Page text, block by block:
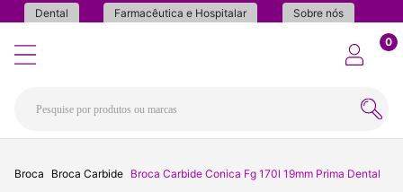
Dental Farmacêutica e Hospitalar Sobre nós
0
Broca Broca Carbide Broca Carbide Conica Fg 170l 19mm Prima Dental